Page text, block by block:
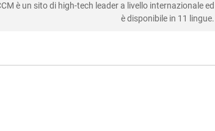
è un sito di high-tech leader a livello internazionale ed
è disponibile in 11 lingue.